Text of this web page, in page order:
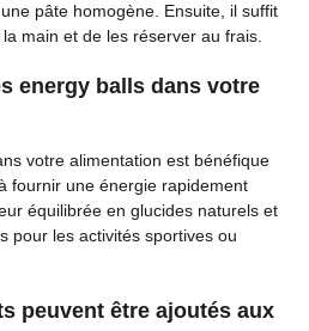
pâte homogène. Ensuite, il suffit
main et de les réserver au frais.
energy balls dans votre
votre alimentation est bénéfique
fournir une énergie rapidement
équilibrée en glucides naturels et
pour les activités sportives ou
peuvent être ajoutés aux